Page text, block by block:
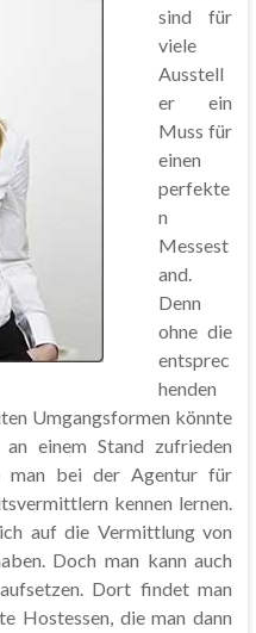
sind für
viele
Ausstell
er ein
Muss für
einen
perfekte
n
Messest
and.
Denn
ohne die
entsprec
henden
Umgangsformen könnte
einem Stand zufrieden
man bei der Agentur für
kennen lernen.
auf die Vermittlung von
Doch man kann auch
Dort findet man
Hostessen, die man dann